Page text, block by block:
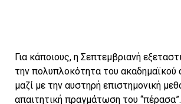
Για κάποιους, η Σεπτεμβριανή
την πολυπλοκότητα του
μαζί με την αυστηρή επιστημονική
απαιτητική πραγμάτωση του